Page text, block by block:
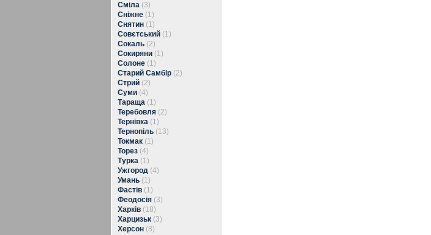
Сміла (3)
Сніжне (1)
Снятин (1)
Совєтський (1)
Сокаль (2)
Сокиряни (1)
Солоне (1)
Старий Самбір (2)
Стрий (2)
Суми (4)
Тараща (1)
Теребовля (2)
Тернівка (1)
Тернопіль (13)
Токмак (1)
Торез (4)
Турка (1)
Ужгород (4)
Умань (1)
Фастів (1)
Феодосія (3)
Харків (18)
Харцизьк (3)
Херсон (8)